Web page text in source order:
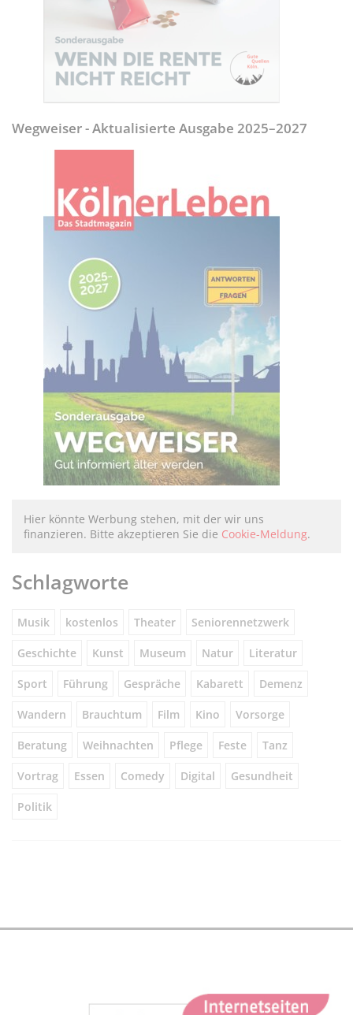
Wegweiser - Aktualisierte Ausgabe 2025–2027
Hier könnte Werbung stehen, mit der wir uns
finanzieren. Bitte akzeptieren Sie die Cookie-Meldung.
Schlagworte
Musik kostenlos Theater Seniorennetzwerk
Geschichte Kunst Museum Natur Literatur
Sport Führung Gespräche Kabarett Demenz
Wandern Brauchtum Film Kino Vorsorge
Beratung Weihnachten Pflege Feste Tanz
Vortrag Essen Comedy Digital Gesundheit
Politik